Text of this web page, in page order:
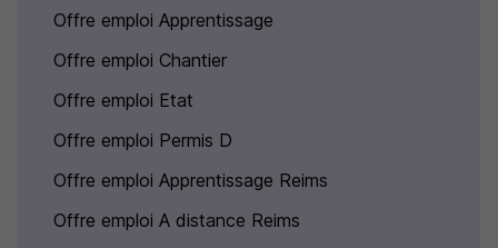
Offre emploi Apprentissage
Offre emploi Chantier
Offre emploi Etat
Offre emploi Permis D
Offre emploi Apprentissage Reims
Offre emploi A distance Reims